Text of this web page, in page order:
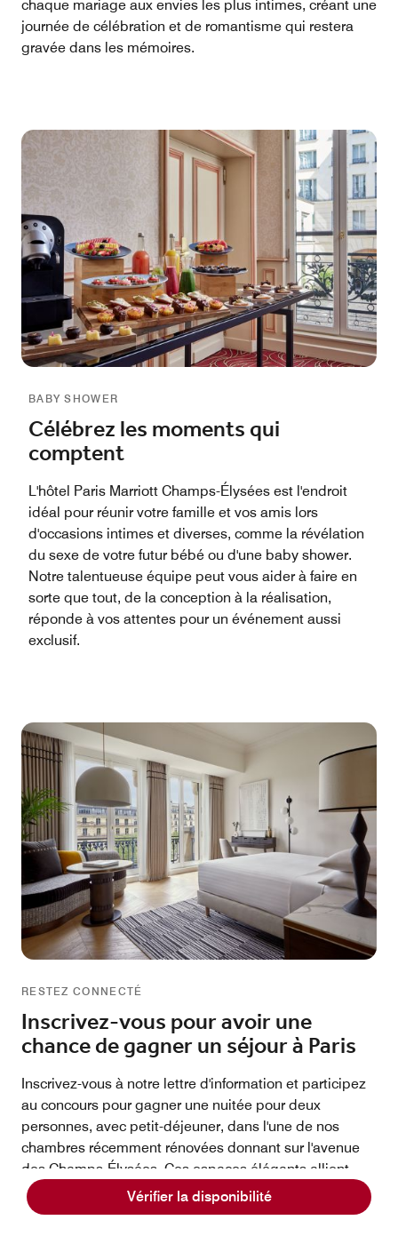
Vérifier la disponibilité
chaque mariage aux envies les plus intimes, créant une
journée de célébration et de romantisme qui restera
gravée dans les mémoires.
BABY SHOWER
Célébrez les moments qui
comptent
L'hôtel Paris Marriott Champs-Élysées est l'endroit
idéal pour réunir votre famille et vos amis lors
d'occasions intimes et diverses, comme la révélation
du sexe de votre futur bébé ou d'une baby shower.
Notre talentueuse équipe peut vous aider à faire en
sorte que tout, de la conception à la réalisation,
réponde à vos attentes pour un événement aussi
exclusif.
RESTEZ CONNECTÉ
Inscrivez-vous pour avoir une
chance de gagner un séjour à Paris
Inscrivez-vous à notre lettre d'information et participez
au concours pour gagner une nuitée pour deux
personnes, avec petit-déjeuner, dans l'une de nos
chambres récemment rénovées donnant sur l'avenue
des Champs-Élysées. Ces espaces élégants allient
confort moderne et design épuré qui mettent à
l'honneur l'héritage de la mode de notre hôtel. Restez